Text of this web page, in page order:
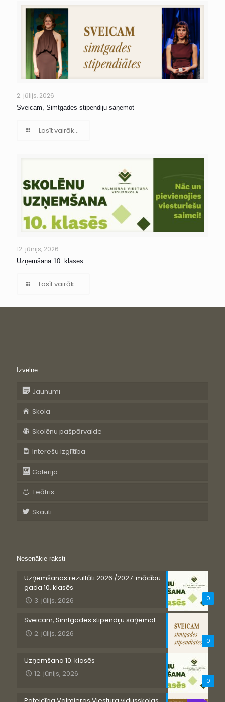
2. jūlijs, 2026
Sveicam, Simtgades stipendiju saņemot
Lasīt vairāk...
12. jūnijs, 2026
Uzņemšana 10. klasēs
Lasīt vairāk...
Izvēlne
Jaunumi
Skola
Skolēnu pašpārvalde
Interešu izglītība
Galerija
Teātris
Skauti
Nesenākie raksti
0
Uzņemšanas rezultāti 2026./2027. mācību
gada 10. klasēs
3. jūlijs, 2026
0
Sveicam, Simtgades stipendiju saņemot
2. jūlijs, 2026
0
Uzņemšana 10. klasēs
12. jūnijs, 2026